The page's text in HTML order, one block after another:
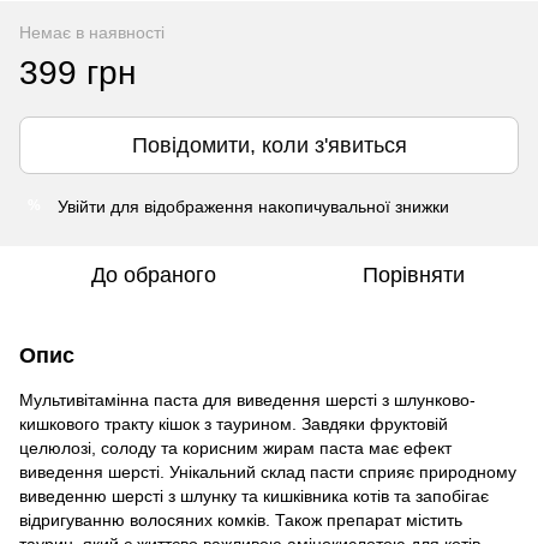
Немає в наявності
399 грн
Повідомити, коли з'явиться
Увійти для відображення накопичувальної знижки
До обраного Порівняти
Опис
Мультивітамінна паста для виведення шерсті з шлунково-
кишкового тракту кішок з таурином. Завдяки фруктовій
целюлозі, солоду та корисним жирам паста має ефект
виведення шерсті. Унікальний склад пасти сприяє природному
виведенню шерсті з шлунку та кишківника котів та запобігає
відригуванню волосяних комків. Також препарат містить